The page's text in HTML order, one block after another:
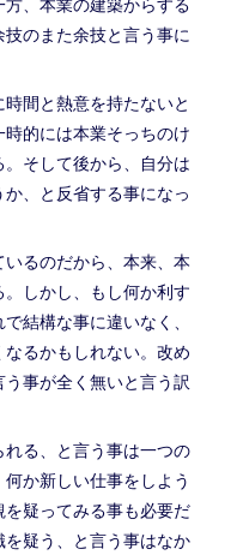
のまた余技と言う事に
間と熱意を持たないと
的には本業そっちのけ
そして後から、自分は
、と反省する事になっ
るのだから、本来、本
しかし、もし何か利す
結構な事に違いなく、
るかもしれない。改め
事が全く無いと言う訳
る、と言う事は一つの
か新しい仕事をしよう
疑ってみる事も必要だ
疑う、と言う事はなか